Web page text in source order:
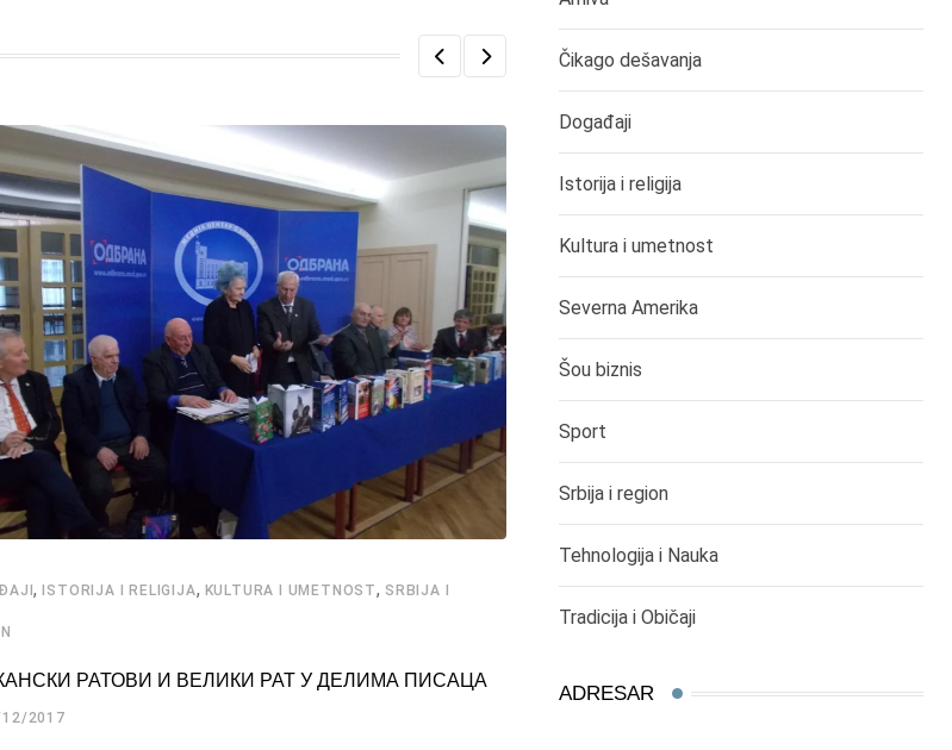
,ISTORIJA I RELIGIJA, KULTURA I UMETNOST, SRBIJA I
РАТОВИ И ВЕЛИКИ РАТ У ДЕЛИМА ПИСАЦА
2017
ČIKAGO DEŠAVANJA
UMETNOST, SEVERNA AMERIKA
02/01/2017
Čikago dešavanja
Događaji
Istorija i religija
Kultura i umetnost
Severna Amerika
Šou biznis
Sport
Srbija i region
Tehnologija i Nauka
Tradicija i Običaji
ADRESAR